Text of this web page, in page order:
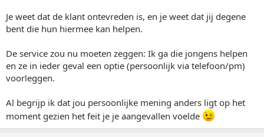
Je weet dat de klant ontevreden is, en je weet dat jij degene
bent die hun hiermee kan helpen.
De service zou nu moeten zeggen: Ik ga die jongens helpen
en ze in ieder geval een optie (persoonlijk via telefoon/pm)
voorleggen.
Al begrijp ik dat jou persoonlijke mening anders ligt op het
moment gezien het feit je je aangevallen voelde